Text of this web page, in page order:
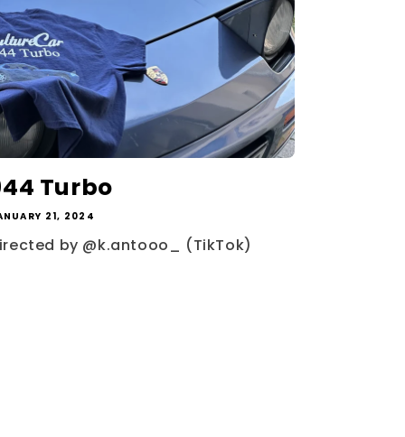
Turbo
21, 2024
by @k.antooo_ (TikTok)